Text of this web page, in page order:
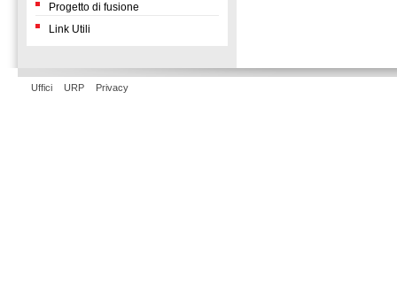
Progetto di fusione
Link Utili
Uffici URP Privacy